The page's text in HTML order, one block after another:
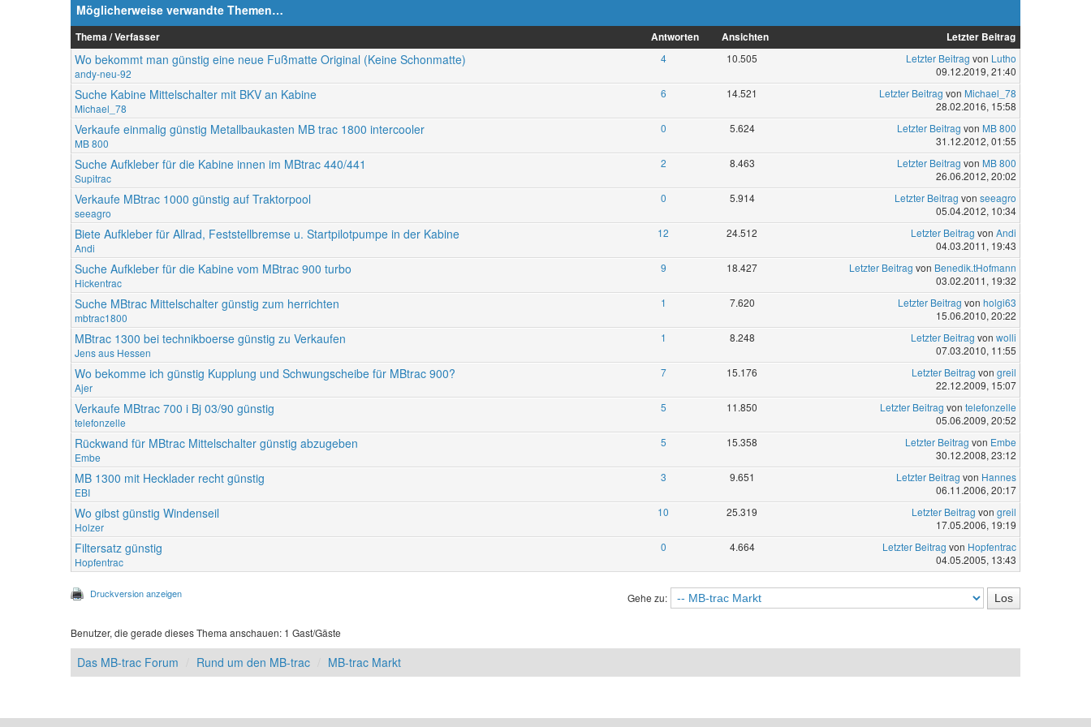
Möglicherweise verwandte Themen…
Thema / Verfasser Antworten Ansichten Letzter Beitrag
Wo bekommt man günstig eine neue Fußmatte Original (Keine Schonmatte)
andy-neu-92
4 10.505 Letzter Beitrag von Lutho
09.12.2019, 21:40
Suche Kabine Mittelschalter mit BKV an Kabine
Michael_78
6 14.521 Letzter Beitrag von Michael_78
28.02.2016, 15:58
Verkaufe einmalig günstig Metallbaukasten MB trac 1800 intercooler
MB 800
0 5.624 Letzter Beitrag von MB 800
31.12.2012, 01:55
Suche Aufkleber für die Kabine innen im MBtrac 440/441
Supitrac
2 8.463 Letzter Beitrag von MB 800
26.06.2012, 20:02
Verkaufe MBtrac 1000 günstig auf Traktorpool
seeagro
0 5.914 Letzter Beitrag von seeagro
05.04.2012, 10:34
Biete Aufkleber für Allrad, Feststellbremse u. Startpilotpumpe in der Kabine
Andi
12 24.512 Letzter Beitrag von Andi
04.03.2011, 19:43
Suche Aufkleber für die Kabine vom MBtrac 900 turbo
Hickentrac
9 18.427 Letzter Beitrag von Benedik.tHofmann
03.02.2011, 19:32
Suche MBtrac Mittelschalter günstig zum herrichten
mbtrac1800
1 7.620 Letzter Beitrag von holgi63
15.06.2010, 20:22
MBtrac 1300 bei technikboerse günstig zu Verkaufen
Jens aus Hessen
1 8.248 Letzter Beitrag von wolli
07.03.2010, 11:55
Wo bekomme ich günstig Kupplung und Schwungscheibe für MBtrac 900?
Ajer
7 15.176 Letzter Beitrag von greil
22.12.2009, 15:07
Verkaufe MBtrac 700 i Bj 03/90 günstig
telefonzelle
5 11.850 Letzter Beitrag von telefonzelle
05.06.2009, 20:52
Rückwand für MBtrac Mittelschalter günstig abzugeben
Embe
5 15.358 Letzter Beitrag von Embe
30.12.2008, 23:12
MB 1300 mit Hecklader recht günstig
EBI
3 9.651 Letzter Beitrag von Hannes
06.11.2006, 20:17
Wo gibst günstig Windenseil
Holzer
10 25.319 Letzter Beitrag von greil
17.05.2006, 19:19
Filtersatz günstig
Hopfentrac
0 4.664 Letzter Beitrag von Hopfentrac
04.05.2005, 13:43
Druckversion anzeigen Gehe zu:
Benutzer, die gerade dieses Thema anschauen: 1 Gast/Gäste
Das MB-trac Forum Rund um den MB-trac MB-trac Markt